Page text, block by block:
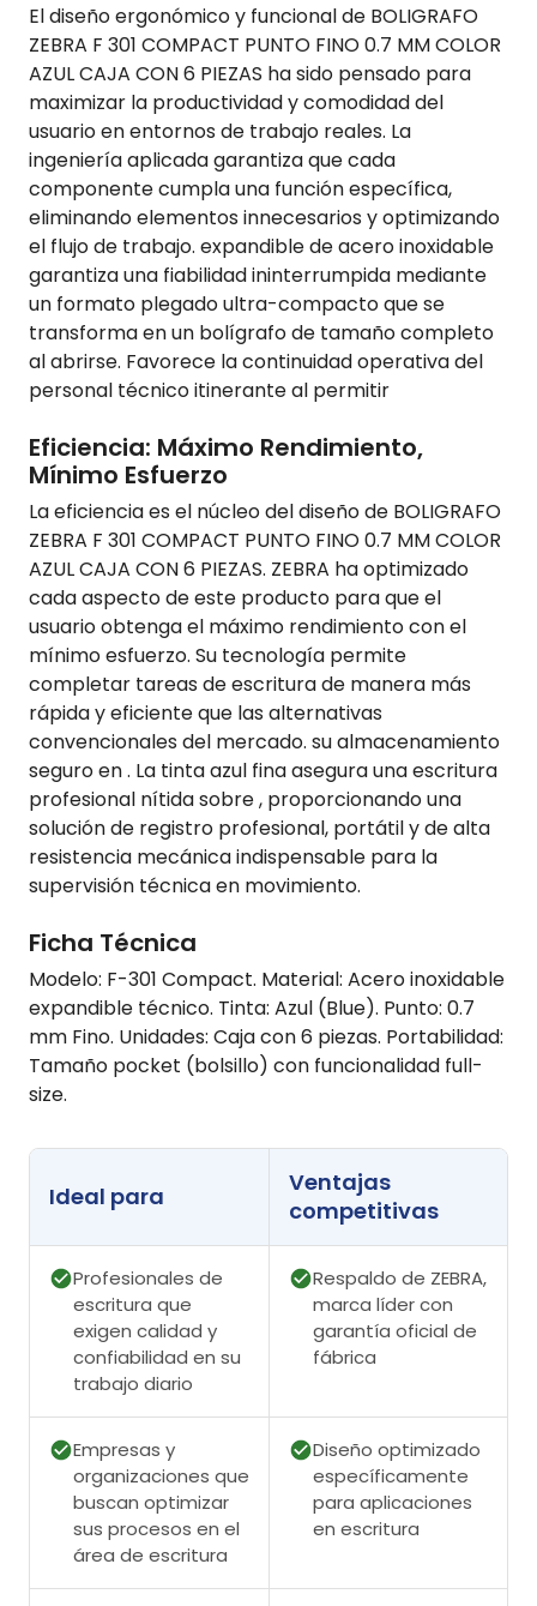
El diseño ergonómico y funcional de BOLIGRAFO
ZEBRA F 301 COMPACT PUNTO FINO 0.7 MM COLOR
AZUL CAJA CON 6 PIEZAS ha sido pensado para
maximizar la productividad y comodidad del
usuario en entornos de trabajo reales. La
ingeniería aplicada garantiza que cada
componente cumpla una función específica,
eliminando elementos innecesarios y optimizando
el flujo de trabajo. expandible de acero inoxidable
garantiza una fiabilidad ininterrumpida mediante
un formato plegado ultra-compacto que se
transforma en un bolígrafo de tamaño completo
al abrirse. Favorece la continuidad operativa del
personal técnico itinerante al permitir
Eficiencia: Máximo Rendimiento,
Mínimo Esfuerzo
La eficiencia es el núcleo del diseño de BOLIGRAFO
ZEBRA F 301 COMPACT PUNTO FINO 0.7 MM COLOR
AZUL CAJA CON 6 PIEZAS. ZEBRA ha optimizado
cada aspecto de este producto para que el
usuario obtenga el máximo rendimiento con el
mínimo esfuerzo. Su tecnología permite
completar tareas de escritura de manera más
rápida y eficiente que las alternativas
convencionales del mercado. su almacenamiento
seguro en . La tinta azul fina asegura una escritura
profesional nítida sobre , proporcionando una
solución de registro profesional, portátil y de alta
resistencia mecánica indispensable para la
supervisión técnica en movimiento.
Ficha Técnica
Modelo: F-301 Compact. Material: Acero inoxidable
expandible técnico. Tinta: Azul (Blue). Punto: 0.7
mm Fino. Unidades: Caja con 6 piezas. Portabilidad:
Tamaño pocket (bolsillo) con funcionalidad full-
size.
Ideal para
Ventajas
competitivas
Profesionales de
escritura que
exigen calidad y
confiabilidad en su
trabajo diario
Respaldo de ZEBRA,
marca líder con
garantía oficial de
fábrica
Empresas y
organizaciones que
buscan optimizar
sus procesos en el
área de escritura
Diseño optimizado
específicamente
para aplicaciones
en escritura